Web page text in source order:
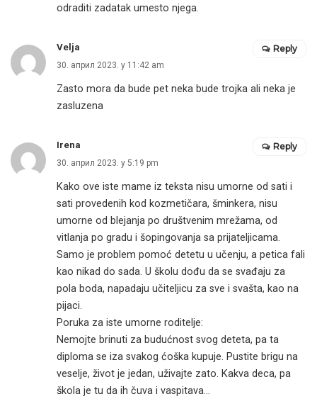
odraditi zadatak umesto njega.
Velja
30. април 2023. у 11:42 am
Zasto mora da bude pet neka bude trojka ali neka je
zasluzena
Reply
Irena
30. април 2023. у 5:19 pm
Kako ove iste mame iz teksta nisu umorne od sati i
sati provedenih kod kozmetičara, šminkera, nisu
umorne od blejanja po društvenim mrežama, od
vitlanja po gradu i šopingovanja sa prijateljicama.
Samo je problem pomoć detetu u učenju, a petica fali
kao nikad do sada. U školu dođu da se svađaju za
pola boda, napadaju učiteljicu za sve i svašta, kao na
pijaci.
Poruka za iste umorne roditelje:
Nemojte brinuti za budućnost svog deteta, pa ta
diploma se iza svakog ćoška kupuje. Pustite brigu na
veselje, život je jedan, uživajte zato. Kakva deca, pa
škola je tu da ih čuva i vaspitava…
Reply